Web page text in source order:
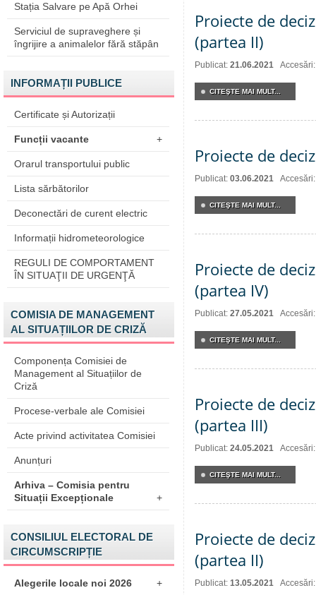
Stația Salvare pe Apă Orhei
Serviciul de supraveghere și
îngrijire a animalelor fără stăpân
INFORMAȚII PUBLICE
Certificate și Autorizații
Funcții vacante +
Orarul transportului public
Lista sărbătorilor
Deconectări de curent electric
Informații hidrometeorologice
REGULI DE COMPORTAMENT
ÎN SITUAŢII DE URGENŢĂ
COMISIA DE MANAGEMENT
AL SITUAȚIILOR DE CRIZĂ
Componența Comisiei de
Management al Situațiilor de
Criză
Procese-verbale ale Comisiei
Acte privind activitatea Comisiei
Anunțuri
Arhiva – Comisia pentru
Situații Excepționale
+
CONSILIUL ELECTORAL DE
CIRCUMSCRIPȚIE
Alegerile locale noi 2026 +
Proiecte de
(partea II)
Publicat: 21.06.2021
CITEŞTE MAI MULT...
Proiecte de
Publicat: 03.06.2021
CITEŞTE MAI MULT...
Proiecte de
(partea IV)
Publicat: 27.05.2021
CITEŞTE MAI MULT...
Proiecte de
(partea III)
Publicat: 24.05.2021
CITEŞTE MAI MULT...
Proiecte de
(partea II)
Publicat: 13.05.2021